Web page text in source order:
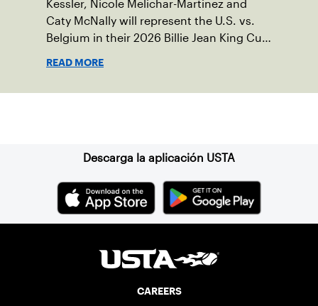
Kessler, Nicole Melichar-Martinez and
Caty McNally will represent the U.S. vs.
Belgium in their 2026 Billie Jean King Cup
READ MORE
Descarga la aplicación USTA
CAREERS